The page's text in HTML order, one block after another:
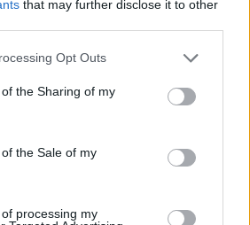
that may further disclose it to other
Opt Outs
the Sharing of my
the Sale of my
processing my